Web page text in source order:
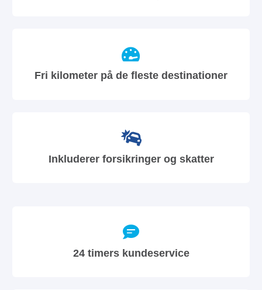
Fri kilometer på de fleste destinationer
Inkluderer forsikringer og skatter
24 timers kundeservice